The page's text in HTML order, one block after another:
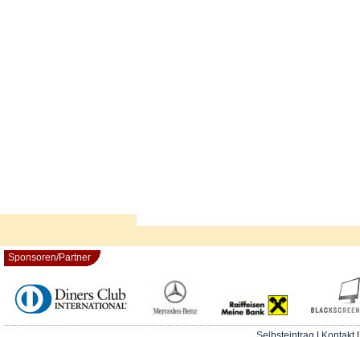
Sponsoren/Partner